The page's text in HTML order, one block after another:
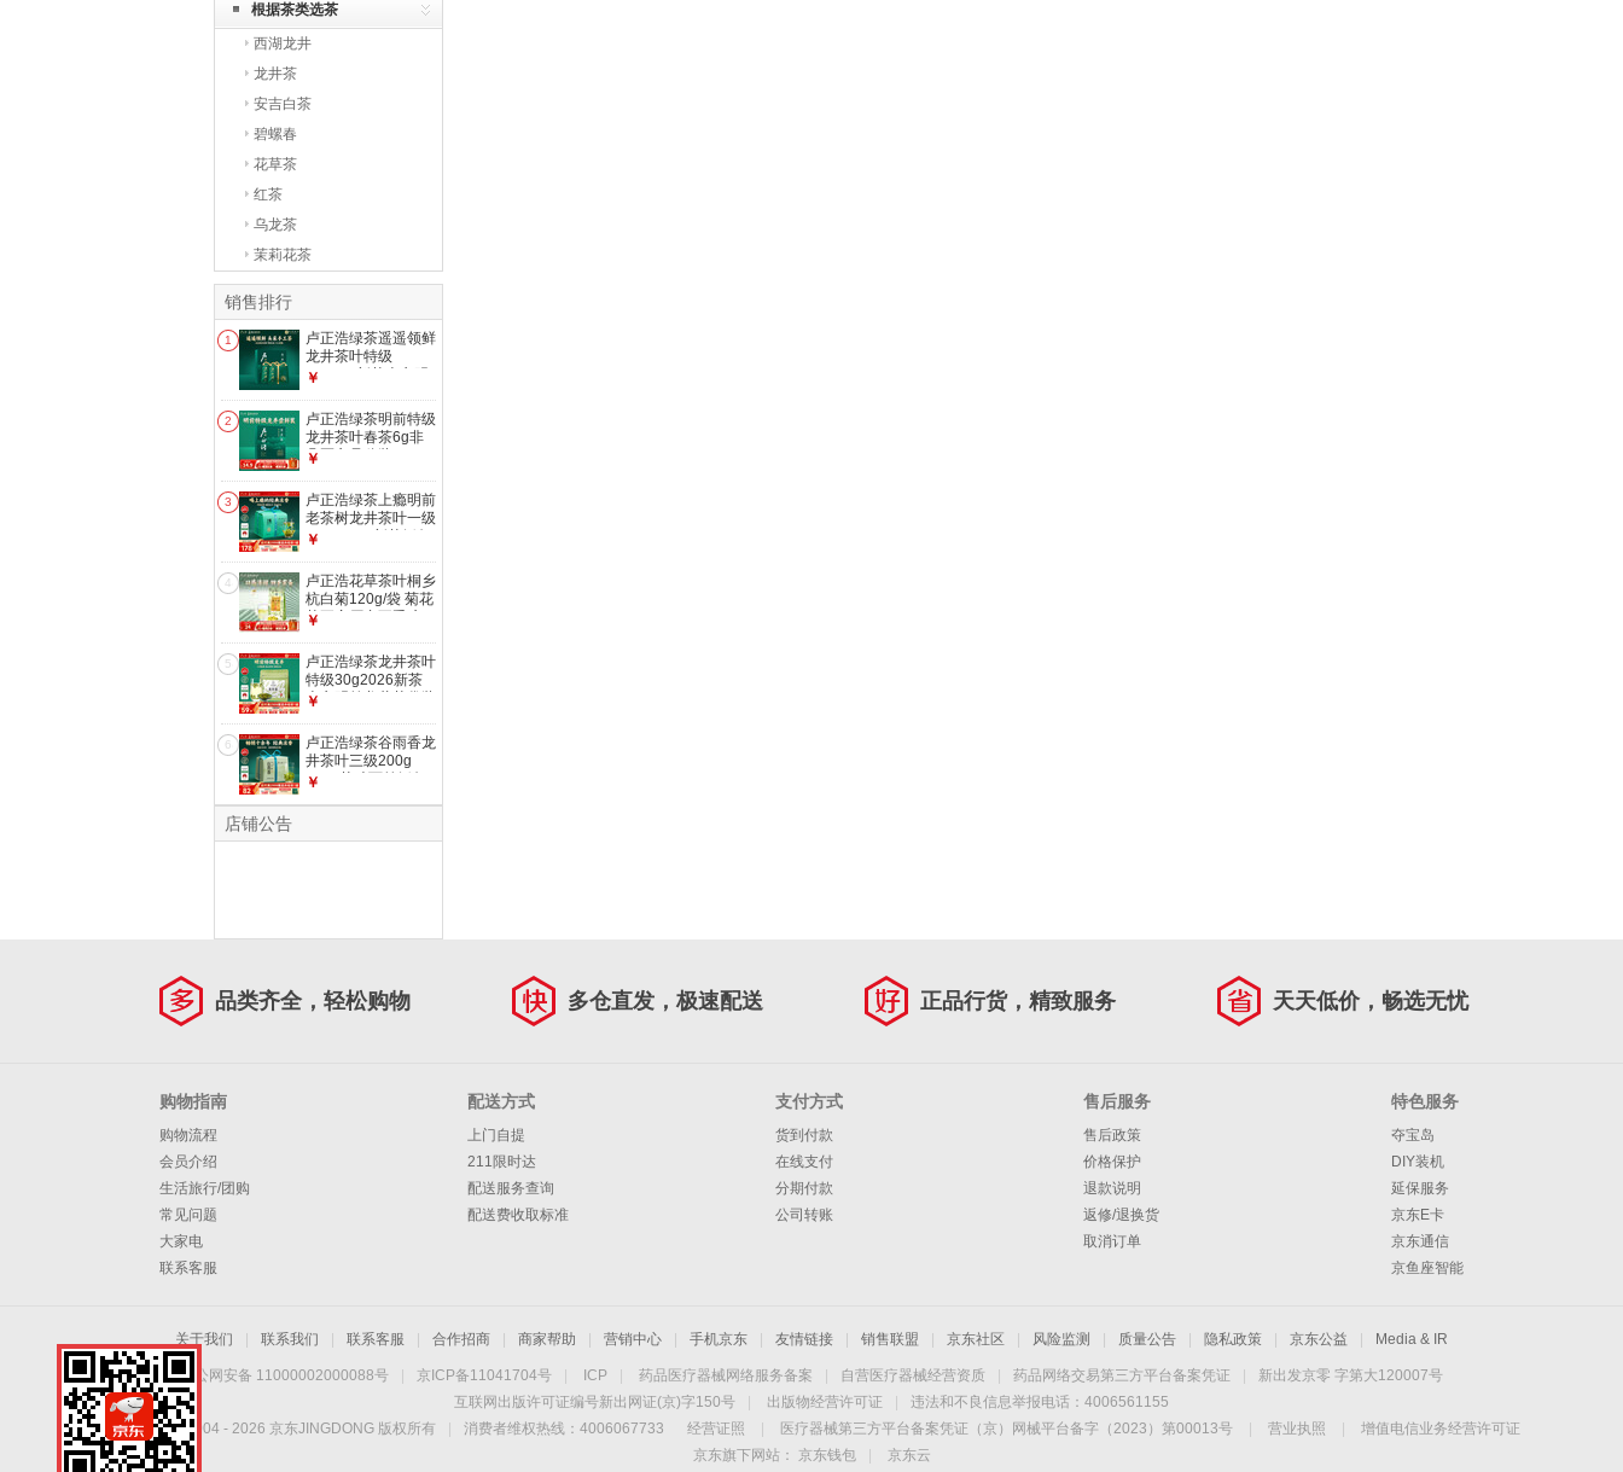
根据茶类选茶
西湖龙井
龙井茶
安吉白茶
碧螺春
花草茶
红茶
乌龙茶
茉莉花茶
销售排行
1
卢正浩绿茶遥遥领鲜
龙井茶叶特级
6g2026新茶上市明
￥
2
卢正浩绿茶明前特级
龙井茶叶春茶6g非
凡匠心品鉴装
￥
3
卢正浩绿茶上瘾明前
老茶树龙井茶叶一级
200g2026新茶纸包
￥
4
卢正浩花草茶叶桐乡
杭白菊120g/袋 菊花
茶正宗原产不熏硫
￥
5
卢正浩绿茶龙井茶叶
特级30g2026新茶
上市明前龙井茶袋装
￥
6
卢正浩绿茶谷雨香龙
井茶叶三级200g
2026茶叶雨前纸包
￥
店铺公告
品类齐全，轻松购物 多仓直发，极速配送 正品行货，精致服务 天天低价，畅选无忧
购物指南
购物流程
会员介绍
生活旅行/团购
常见问题
大家电
联系客服
配送方式
上门自提
211限时达
配送服务查询
配送费收取标准
支付方式
货到付款
在线支付
分期付款
公司转账
售后服务
售后政策
价格保护
退款说明
返修/退换货
取消订单
特色服务
夺宝岛
DIY装机
延保服务
京东E卡
京东通信
京鱼座智能
关于我们 联系我们 联系客服 合作招商 商家帮助 营销中心 手机京东 友情链接 销售联盟 京东社区 风险监测 质量公告 隐私政策 京东公益 Media & IR
京公网安备 11000002000088号 京ICP备11041704号 ICP 药品医疗器械网络服务备案 自营医疗器械经营资质 药品网络交易第三方平台备案凭证
新出发京零 字第大120007号
互联网出版许可证编号新出网证(京)字150号
出版物经营许可证
违法和不良信息举报电话：4006561155
Copyright © 2004 - 2026 京东JINGDONG 版权所有 消费者维权热线：4006067733 经营证照 医疗器械第三方平台备案凭证（京）网械平台备字（2023）第00013号 营业执照
增值电信业务经营许可证
京东旗下网站：
京东钱包 京东云